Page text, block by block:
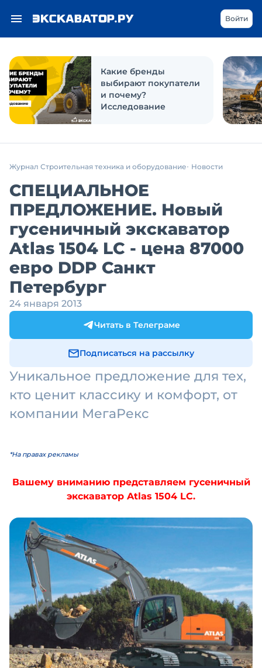
Войти
Какие бренды
выбирают покупатели
и почему?
Исследование
Журнал Строительная техника и оборудование Новости
СПЕЦИАЛЬНОЕ
ПРЕДЛОЖЕНИЕ. Новый
гусеничный экскаватор
Atlas 1504 LC - цена 87000
евро DDP Санкт
Петербург
24 января 2013
Читать в Телеграме
Подписаться на рассылку
Уникальное предложение для тех,
кто ценит классику и комфорт, от
компании МегаРекс
*На правах рекламы
Вашему вниманию представляем гусеничный
экскаватор Atlas 1504 LC.